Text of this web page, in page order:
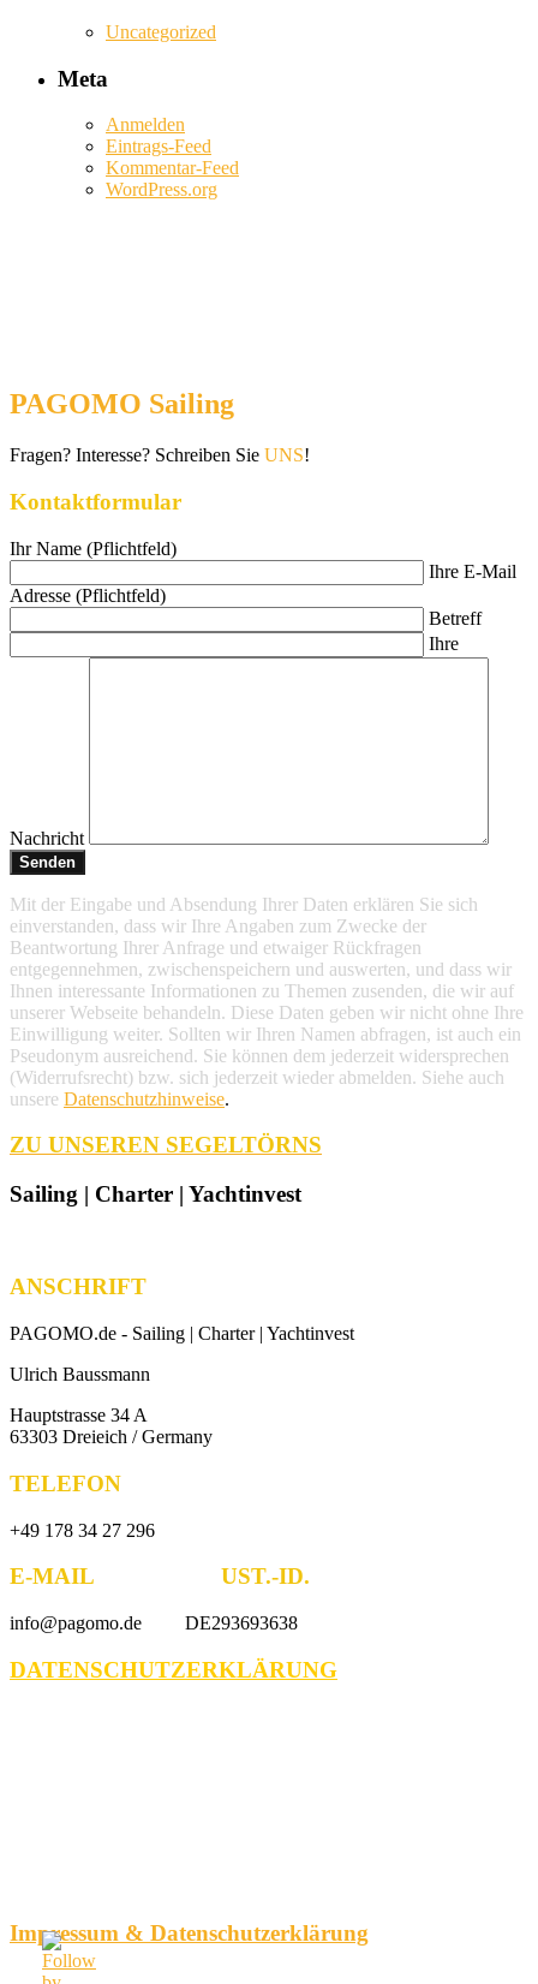
Uncategorized
Meta
Anmelden
Eintrags-Feed
Kommentar-Feed
WordPress.org
PAGOMO Sailing
Fragen? Interesse? Schreiben Sie UNS!
Kontaktformular
Ihr Name (Pflichtfeld)
Ihre E-Mail
Adresse (Pflichtfeld)
Betreff
Ihre
Nachricht
Mit der Eingabe und Absendung Ihrer Daten erklären Sie sich
einverstanden, dass wir Ihre Angaben zum Zwecke der
Beantwortung Ihrer Anfrage und etwaiger Rückfragen
entgegennehmen, zwischenspeichern und auswerten, und dass wir
Ihnen interessante Informationen zu Themen zusenden, die wir auf
unserer Webseite behandeln. Diese Daten geben wir nicht ohne Ihre
Einwilligung weiter. Sollten wir Ihren Namen abfragen, ist auch ein
Pseudonym ausreichend. Sie können dem jederzeit widersprechen
(Widerrufsrecht) bzw. sich jederzeit wieder abmelden. Siehe auch
unsere Datenschutzhinweise.
ZU UNSEREN SEGELTÖRNS
Sailing | Charter | Yachtinvest
ANSCHRIFT
PAGOMO.de - Sailing | Charter | Yachtinvest
Ulrich Baussmann
Hauptstrasse 34 A
63303 Dreieich / Germany
TELEFON
+49 178 34 27 296
E-MAIL UST.-ID.
info@pagomo.de DE293693638
DATENSCHUTZERKLÄRUNG
Impressum & Datenschutzerklärung